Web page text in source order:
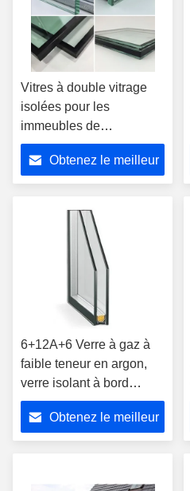
Vitres à double vitrage
isolées pour les
immeubles de
construction
Obtenez le meilleur
6+12A+6 Verre à gaz à
faible teneur en argon,
verre isolant à bord
trempé
Obtenez le meilleur